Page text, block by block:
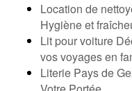
Location de
Hygiène et
Lit pour voiture
vos voyages en
Literie Pays de